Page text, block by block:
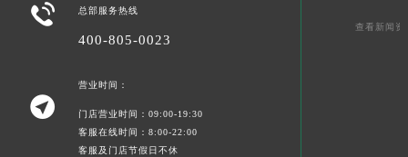
 总部服务热线
400-805-0023

营业时间：
门店营业时间：09:00-19:30
客服在线时间：8:00-22:00
客服及门店节假日不休
查看新闻资